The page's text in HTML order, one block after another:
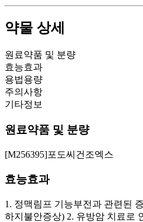
약물 상세
원료약품 및 분량
효능효과
용법용량
주의사항
기타정보
원료약품 및 분량
[M256395]포도씨건조엑스
효능효과
1. 정맥림프 기능부전과 관련된
하지불안증상) 2. 유방암 치료로